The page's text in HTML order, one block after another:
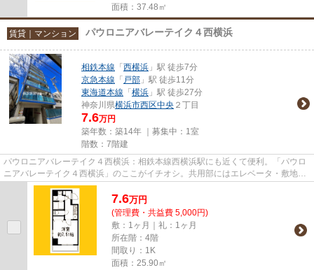
面積：37.48㎡
賃貸｜マンション パウロニアバレーテイク４西横浜
相鉄本線 「 西横浜 」駅 徒歩7分
京急本線 「 戸部 」駅 徒歩11分
東海道本線 「 横浜 」駅 徒歩27分
神奈川県横浜市西区中央 ２丁目
7.6万円
築年数：築14年 ｜募集中： 1室
階数：7階建
パウロニアバレーテイク４西横浜：相鉄本線西横浜駅にも近くて便利。「パウロ
ニアバレーテイク４西横浜」のここがイチオシ。共用部にはエレベータ・敷地内
ごみ置き場など様々な設備や...
7.6万円
(管理費・共益費 5,000円)
敷：1ヶ月｜礼：1ヶ月
所在階：4階
間取り：1K
面積：25.90㎡